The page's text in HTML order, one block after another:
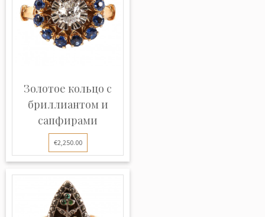
Золотое кольцо с
бриллиантом и
сапфирами
€2,250.00